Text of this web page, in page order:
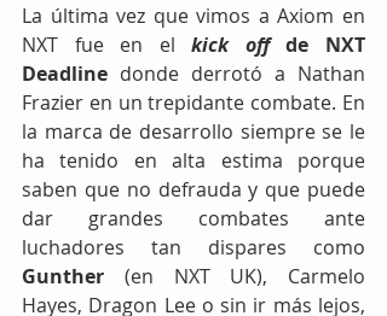
La última vez que vimos a Axiom en
NXT fue en el
kick off de NXT
Deadline donde derrotó a Nathan
Frazier en un trepidante combate. En
la marca de desarrollo siempre se le
ha tenido en alta estima porque
saben que no defrauda y que puede
dar grandes combates ante
Gunther (en NXT UK), Carmelo
Hayes, Dragon Lee o sin ir más lejos,